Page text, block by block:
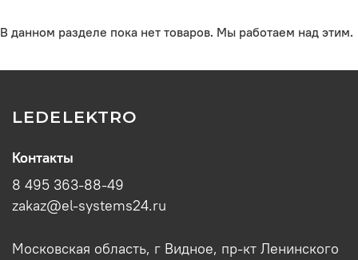
В данном разделе пока нет товаров. Мы работаем над этим.
LEDELEKTRO
Контакты
8 495 363-88-49
zakaz@el-systems24.ru
Московская область, г Видное, пр-кт Ленинского